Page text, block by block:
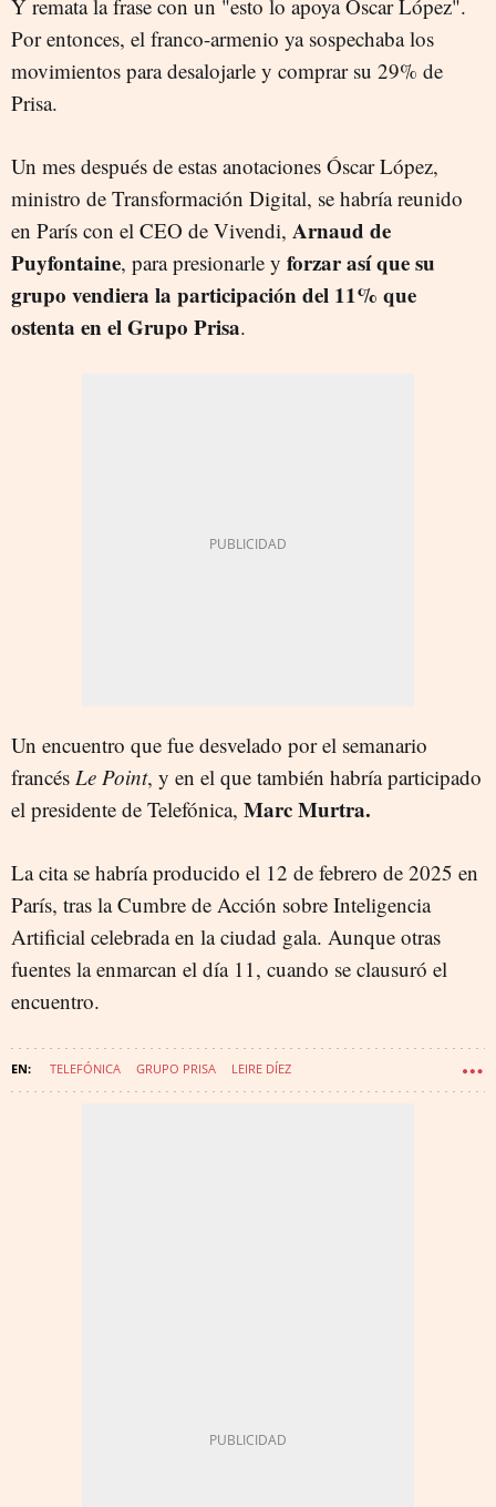
Y remata la frase con un "esto lo apoya Óscar López".
Por entonces, el franco-armenio ya sospechaba los
movimientos para desalojarle y comprar su 29% de
Prisa.
Un mes después de estas anotaciones Óscar López,
ministro de Transformación Digital, se habría reunido
en París con el CEO de Vivendi, Arnaud de
Puyfontaine, para presionarle y forzar así que su
grupo vendiera la participación del 11% que
ostenta en el Grupo Prisa.
Un encuentro que fue desvelado por el semanario
francés Le Point, y en el que también habría participado
el presidente de Telefónica, Marc Murtra.
La cita se habría producido el 12 de febrero de 2025 en
París, tras la Cumbre de Acción sobre Inteligencia
Artificial celebrada en la ciudad gala. Aunque otras
fuentes la enmarcan el día 11, cuando se clausuró el
encuentro.
TELEFÓNICA GRUPO PRISA LEIRE DÍEZ